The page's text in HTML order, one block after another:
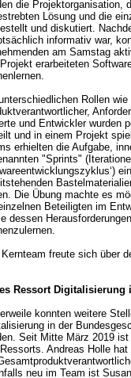
die Projektorganisation,
Lösung und die
und diskutiert.
informativ war,
am Samstag
erarbeiteten
Rollen wie
und Entwickler wurden
und in einem Projekt
erhielten die Aufgabe,
"Sprints"
Die Übung machte es
Beteiligten im
dessen
Kernteam freute sich über
Ressort
konnten weitere
in der
Seit Mitte März 2019
Andreas Holle
neu im Team ist